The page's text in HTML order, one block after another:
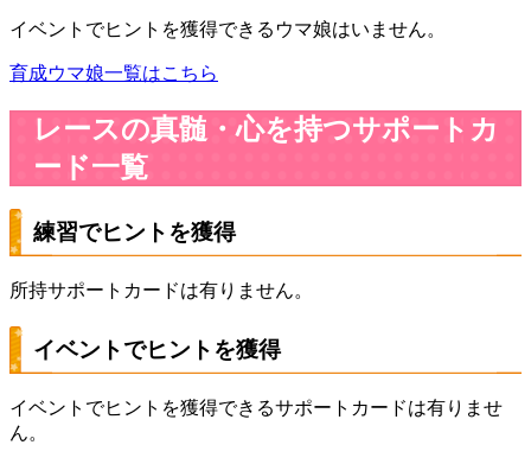
イベントでヒントを獲得できるウマ娘はいません。
育成ウマ娘一覧はこちら
レースの真髄・心を持つサポートカ
ード一覧
練習でヒントを獲得
所持サポートカードは有りません。
イベントでヒントを獲得
イベントでヒントを獲得できるサポートカードは有りませ
ん。